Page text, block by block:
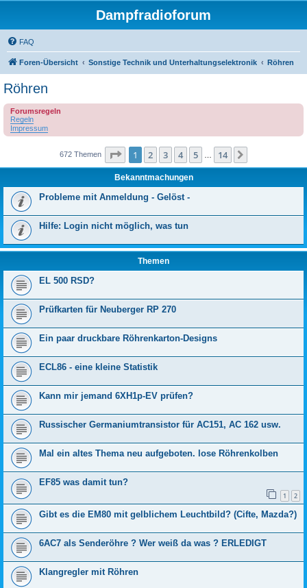
Dampfradioforum
FAQ
Foren-Übersicht Sonstige Technik und Unterhaltungselektronik Röhren
Röhren
Forumsregeln
Regeln
Impressum
672 Themen Seite 1von 14
1 2 3 4 5 14
Bekanntmachungen
Probleme mit Anmeldung - Gelöst -
Hilfe: Login nicht möglich, was tun
Themen
EL 500 RSD?
Prüfkarten für Neuberger RP 270
Ein paar druckbare Röhrenkarton-Designs
ECL86 - eine kleine Statistik
Kann mir jemand 6XH1p-EV prüfen?
Russischer Germaniumtransistor für AC151, AC 162 usw.
Mal ein altes Thema neu aufgeboten. lose Röhrenkolben
EF85 was damit tun?
1 2
Gibt es die EM80 mit gelblichem Leuchtbild? (Cifte, Mazda?)
6AC7 als Senderöhre ? Wer weiß da was ? ERLEDIGT
Klangregler mit Röhren